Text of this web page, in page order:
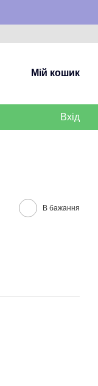
Мій кошик
Вхід
В бажання